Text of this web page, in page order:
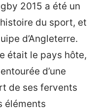
2015 a été un
du sport, et
d’Angleterre.
était le pays hôte,
d’une
de ses fervents
éléments